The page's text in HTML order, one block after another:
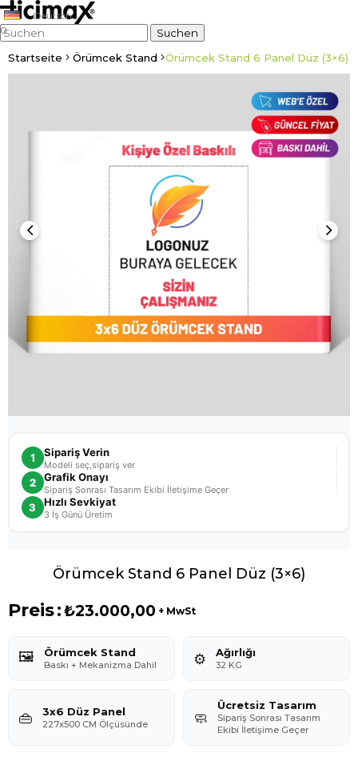
Deutsch
0
Startseite Örümcek Stand Örümcek Stand 6 Panel Düz (3×6)
1 Sipariş Verin
Modeli seç,sipariş ver
2 Grafik Onayı
Sipariş Sonrası Tasarım Ekibi İletişime Geçer
3 Hızlı Sevkiyat
3 İş Günü Üretim
Örümcek Stand 6 Panel Düz (3×6)
Preis:₺23.000,00 + MwSt
🖼️ Örümcek Stand
Baskı + Mekanizma Dahil ⚙️ Ağırlığı
32 KG
👜 3x6 Düz Panel
227x500 CM Ölçüsünde 🧼
Ücretsiz Tasarım
Sipariş Sonrası Tasarım
Ekibi İletişime Geçer